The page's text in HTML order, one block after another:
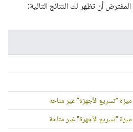
أن تظهر لك النتائج التالية:
ميزة "تسريع الأجهزة" غير متاحة
ميزة "تسريع الأجهزة" غير متاحة